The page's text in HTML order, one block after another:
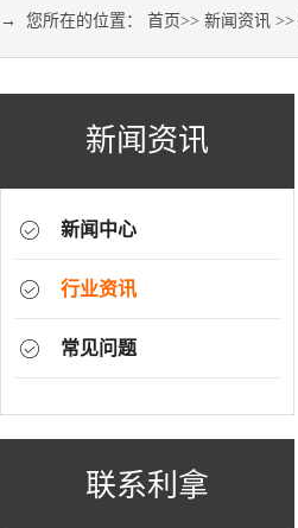
→ 您所在的位置： 首页>> 新闻资讯 >>
新闻资讯
新闻中心
行业资讯
常见问题
联系利拿